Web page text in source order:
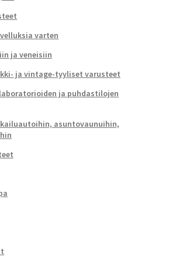
varten
ja veneisiin
ja vintage-tyyliset varusteet
ja puhdastilojen
asuntovaunuihin,